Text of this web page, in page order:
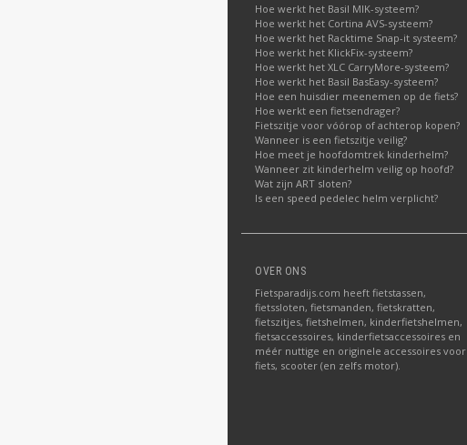
Hoe werkt het Basil MIK-systeem?
Hoe werkt het Cortina AVS-systeem?
Hoe werkt het Racktime Snap-it systeem?
Hoe werkt het KlickFix-systeem?
Hoe werkt het XLC CarryMore-systeem?
Hoe werkt het Basil BasEasy-systeem?
Hoe een huisdier meenemen op de fiets?
Hoe werkt een fietsendrager?
Fietszitje voor vóórop of achterop kopen?
Wanneer is een fietszitje veilig?
Hoe meet je hoofdomtrek kinderhelm?
Wanneer zit kinderhelm veilig op hoofd?
Wat zijn ART sloten?
Is een speed pedelec helm verplicht?
OVER ONS
Fietsparadijs.com heeft fietstassen,
fietssloten, fietsmanden, fietskratten,
fietszitjes, fietshelmen, kinderfietshelmen,
fietsaccessoires, kinderfietsaccessoires en
méér nuttige en originele accessoires voor
fiets, scooter (en zelfs motor).